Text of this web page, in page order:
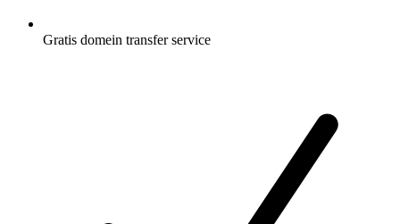
Gratis domein transfer service